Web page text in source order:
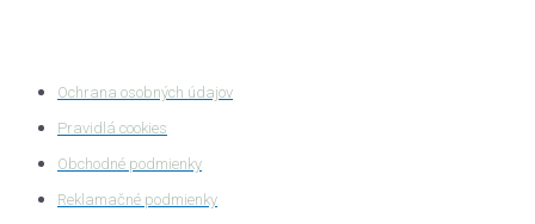
Ochrana osobných údajov
Pravidlá cookies
Obchodné podmienky
Reklamačné podmienky